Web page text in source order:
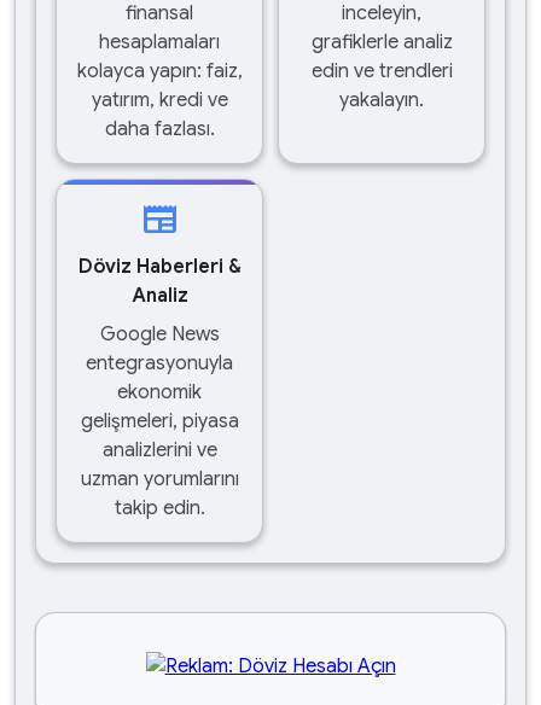
finansal
hesaplamaları
kolayca yapın: faiz,
yatırım, kredi ve
daha fazlası.
inceleyin,
grafiklerle analiz
edin ve trendleri
yakalayın.
newspaper
Döviz Haberleri &
Analiz
Google News
entegrasyonuyla
ekonomik
gelişmeleri, piyasa
analizlerini ve
uzman yorumlarını
takip edin.